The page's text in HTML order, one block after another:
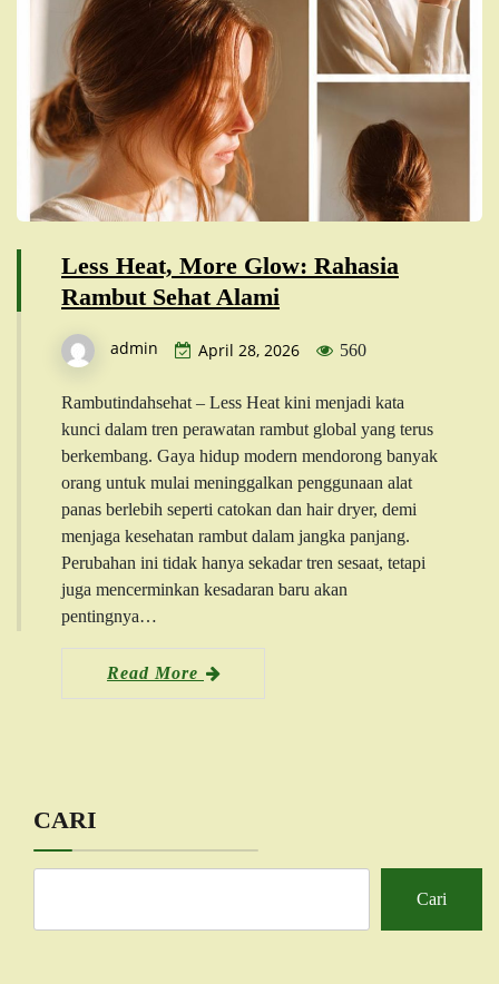
Less Heat, More Glow: Rahasia
Rambut Sehat Alami
admin April 28, 2026 560
Rambutindahsehat – Less Heat kini menjadi kata
kunci dalam tren perawatan rambut global yang terus
berkembang. Gaya hidup modern mendorong banyak
orang untuk mulai meninggalkan penggunaan alat
panas berlebih seperti catokan dan hair dryer, demi
menjaga kesehatan rambut dalam jangka panjang.
Perubahan ini tidak hanya sekadar tren sesaat, tetapi
juga mencerminkan kesadaran baru akan
pentingnya…
Read More
CARI
Cari